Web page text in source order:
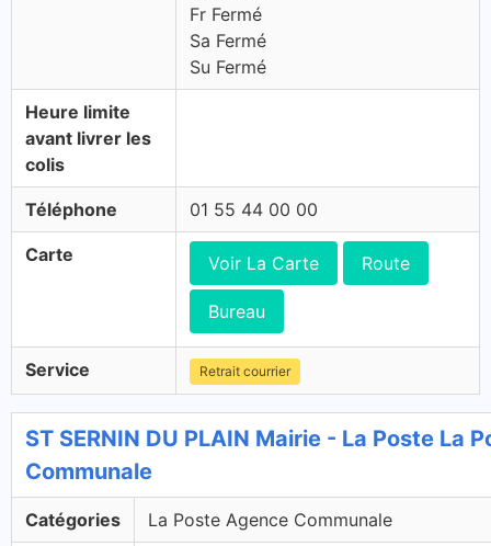
Fr Fermé
Sa Fermé
Su Fermé
Heure limite
avant livrer les
colis
Téléphone 01 55 44 00 00
Carte Voir La Carte Route
Bureau
Service Retrait courrier
ST SERNIN DU PLAIN Mairie - La Poste La
Communale
Catégories La Poste Agence Communale